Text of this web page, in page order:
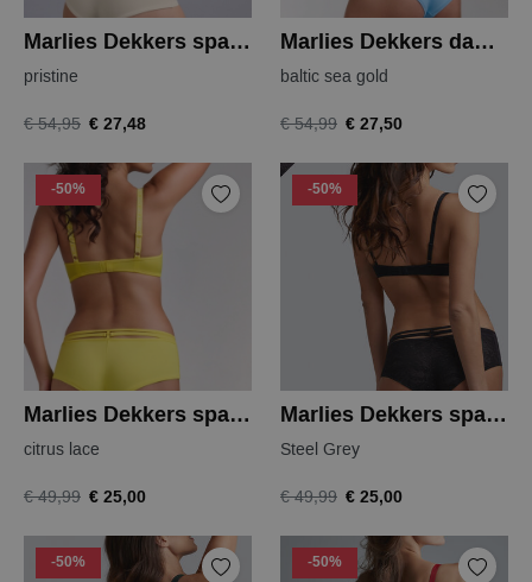
Marlies Dekkers space odyssey shorts
pristine
€ 54,95 € 27,48
Marlies Dekkers dame de paris slip
baltic sea gold
€ 54,99 € 27,50
-50%
Marlies Dekkers space odyssey short
citrus lace
€ 49,99 € 25,00
-50%
Marlies Dekkers space odyssey short
Steel Grey
€ 49,99 € 25,00
-50% -50%